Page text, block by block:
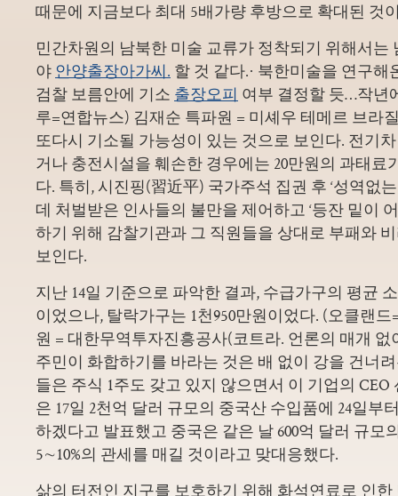
때문에 지금보다 최대 5배가량 후방으로 확대된 것
민간차원의 남북한 미술 교류가 정착되기 위해서는
야 안양출장아가씨. 할 것 같다.· 북한미술을 연구해
검찰 보름안에 기소 출장오피 여부 결정할 듯…작년
루=연합뉴스) 김재순 특파원 = 미셰우 테메르 브라
또다시 기소될 가능성이 있는 것으로 보인다. 전기
거나 충전시설을 훼손한 경우에는 20만원의 과태료
다. 특히, 시진핑(習近平) 국가주석 집권 후 ‘성역없
데 처벌받은 인사들의 불만을 제어하고 ‘등잔 밑이
하기 위해 감찰기관과 그 직원들을 상대로 부패와
보인다.
지난 14일 기준으로 파악한 결과, 수급가구의 평균
이었으나, 탈락가구는 1천950만원이었다. (오클랜
원 = 대한무역투자진흥공사(코트라. 언론의 매개
주민이 화합하기를 바라는 것은 배 없이 강을 건너
들은 주식 1주도 갖고 있지 않으면서 이 기업의
은 17일 2천억 달러 규모의 중국산 수입품에 24일부
하겠다고 발표했고 중국은 같은 날 600억 달러 규모
5∼10%의 관세를 매길 것이라고 맞대응했다.
삶의 터전인 지구를 보호하기 위해 화석연료로 인